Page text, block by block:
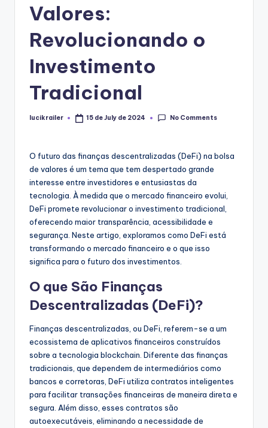
Valores:
Revolucionando o
Investimento
Tradicional
Posted
lucikrailer 15 de July de 2024 No Comments
O futuro das finanças descentralizadas (DeFi) na bolsa
de valores é um tema que tem despertado grande
interesse entre investidores e entusiastas da
tecnologia. À medida que o mercado financeiro evolui,
DeFi promete revolucionar o investimento tradicional,
oferecendo maior transparência, acessibilidade e
segurança. Neste artigo, exploramos como DeFi está
transformando o mercado financeiro e o que isso
significa para o futuro dos investimentos.
O que São Finanças
Descentralizadas (DeFi)?
Finanças descentralizadas, ou DeFi, referem-se a um
ecossistema de aplicativos financeiros construídos
sobre a tecnologia blockchain. Diferente das finanças
tradicionais, que dependem de intermediários como
bancos e corretoras, DeFi utiliza contratos inteligentes
para facilitar transações financeiras de maneira direta e
segura. Além disso, esses contratos são
autoexecutáveis, eliminando a necessidade de